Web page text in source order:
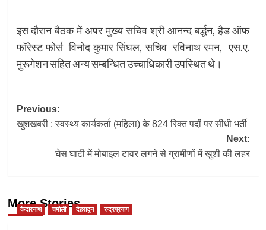
इस दौरान बैठक में अपर मुख्य सचिव श्री आनन्द बर्द्धन, हैड ऑफ
फॉरेस्ट फोर्स विनोद कुमार सिंघल, सचिव रविनाथ रमन, एस.ए.
मुरूगेशन सहित अन्य सम्बन्धित उच्चाधिकारी उपस्थित थे।
Post
navigation
Previous:
खुशखबरी : स्वस्थ्य कार्यकर्ता (महिला) के 824 रिक्त पदों पर सीधी भर्ती
Next:
घेस घाटी में मोबाइल टावर लगने से ग्रामीणों में खुशी की लहर
More Stories
केदारनाथ चमोली देहरादून रुद्रप्रयाग